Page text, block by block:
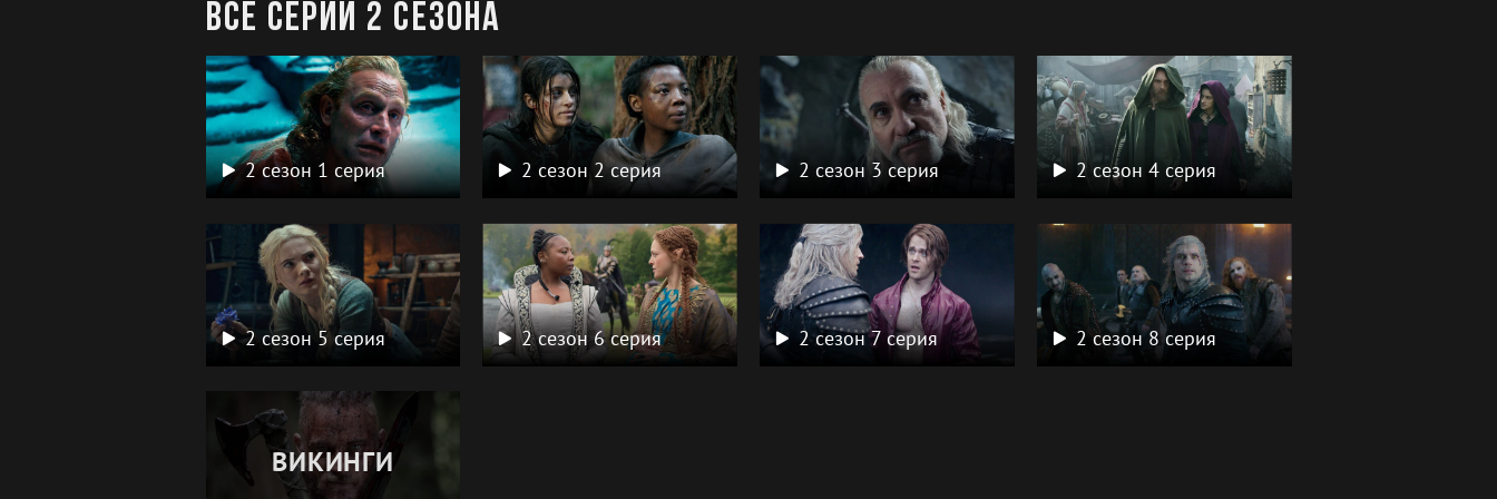
Все серии 2 сезона
2 сезон 1 серия 2 сезон 2 серия 2 сезон 3 серия 2 сезон 4 серия
2 сезон 5 серия 2 сезон 6 серия 2 сезон 7 серия 2 сезон 8 серия
ВИКИНГИ